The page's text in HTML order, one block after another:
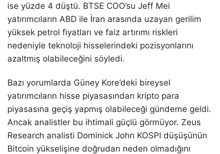
ise yüzde 4 düştü. BTSE COO’su Jeff Mei
yatırımcıların ABD ile İran arasında uzayan gerilim
yüksek petrol fiyatları ve faiz artırımı riskleri
nedeniyle teknoloji hisselerindeki pozisyonlarını
azaltmış olabileceğini söyledi.
Bazı yorumlarda Güney Kore’deki bireysel
yatırımcıların hisse piyasasından kripto para
piyasasına geçiş yapmış olabileceği gündeme geldi.
Ancak analistler bu ihtimali güçlü görmüyor. Zeus
Research analisti Dominick John KOSPI düşüşünün
Bitcoin yükselişine doğrudan neden olmadığını